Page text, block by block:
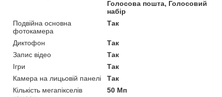
Голосова пошта, Голосовий
набір
Подвійна основна
фотокамера
Так
Диктофон
Так
Запис відео
Так
Ігри
Так
Камера на лицьовій панелі
Так
Кількість мегапікселів
50 Мп